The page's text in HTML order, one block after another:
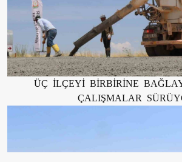
ÜÇ İLÇEYİ BİRBİRİNE
ÇALIŞMALAR